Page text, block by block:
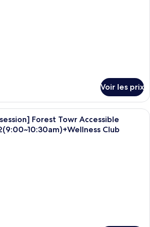
Voir les prix
Une chambre d’hôtel moderne
Forest Towr Accessible
Club